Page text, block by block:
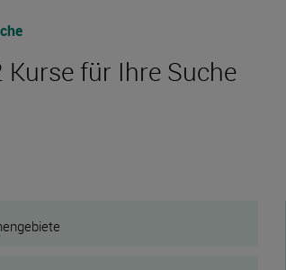
Kurse für Ihre Suche